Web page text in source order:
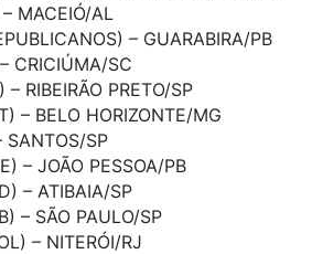
MACEIÓ/AL
– GUARABIRA/PB
CRICIÚMA/SC
RIBEIRÃO PRETO/SP
– BELO HORIZONTE/MG
SANTOS/SP
– JOÃO PESSOA/PB
– ATIBAIA/SP
– SÃO PAULO/SP
– NITERÓI/RJ